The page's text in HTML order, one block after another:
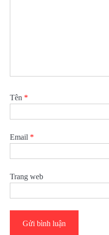
Tên *
Email *
Trang web